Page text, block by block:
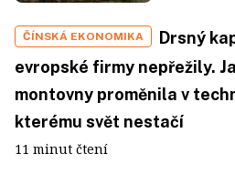
ČÍNSKÁ EKONOMIKA
Drsný
evropské firmy nepřežily.
montovny proměnila v
kterému svět nestačí
11 minut čtení